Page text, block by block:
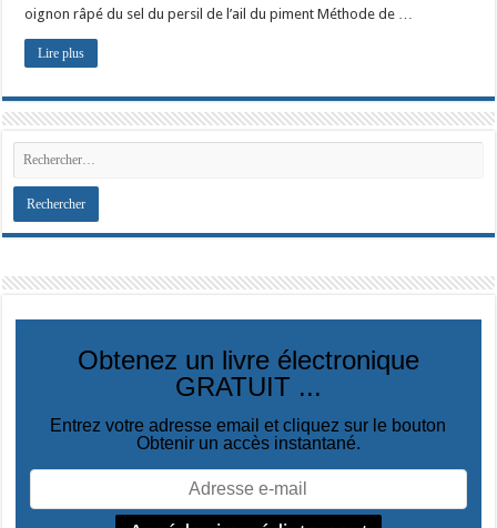
oignon râpé du sel du persil de l’ail du piment Méthode de …
Lire plus
Obtenez un livre électronique
GRATUIT ...
Entrez votre adresse email et cliquez sur le bouton
Obtenir un accès instantané.